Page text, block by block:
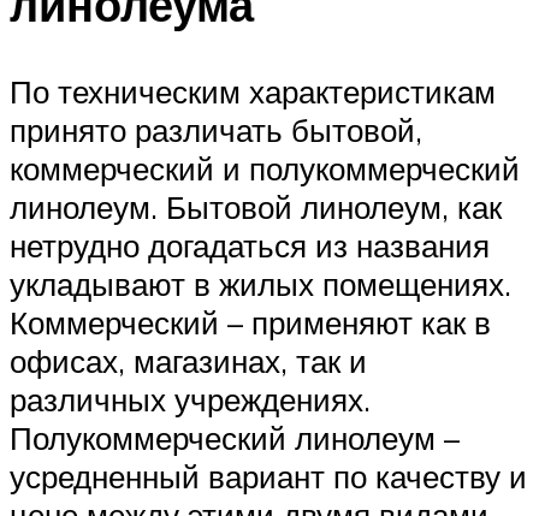
По техническим характеристикам
принято различать бытовой,
коммерческий и полукоммерческий
линолеум. Бытовой линолеум, как
нетрудно догадаться из названия
укладывают в жилых помещениях.
Коммерческий – применяют как в
офисах, магазинах, так и
различных учреждениях.
Полукоммерческий линолеум –
усредненный вариант по качеству и